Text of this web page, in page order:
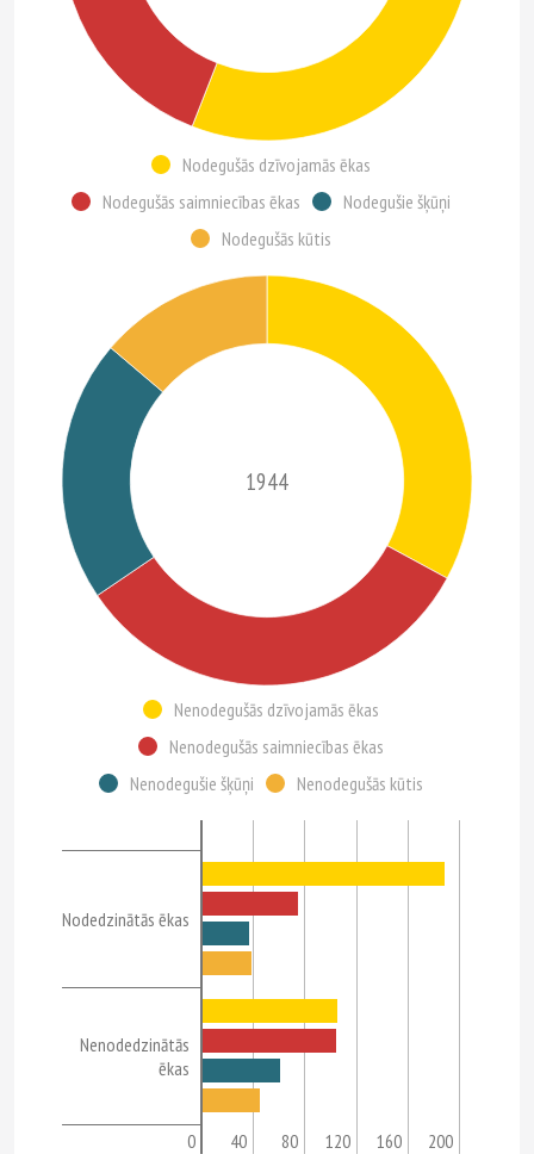
Nodegušās dzīvojamās ēkas
Nodegušās saimniecības ēkas
Nodegušie šķūņi
Nodegušās kūtis
1944
Nenodegušās dzīvojamās ēkas
Nenodegušās saimniecības ēkas
Nenodegušie šķūņi
Nenodegušās kūtis
Nodedzinātās ēkas
Nenodedzinātās
ēkas
0 40 80 120 160
200